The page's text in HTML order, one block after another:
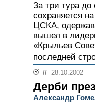
За три тура до
сохраняется
ЦСКА,
вышел в
«Крыльев
последней
// 28.10.2002
Дерби
Александр